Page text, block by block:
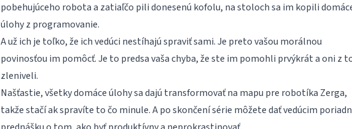
pobehujúceho robota a zatiaľčo pili donesenú kofolu, na stoloch sa im kopili
úlohy z programovanie.
A už ich je toľko, že ich vedúci nestíhajú spraviť sami. Je preto vašou morálnou
povinosťou im pomôcť. Je to predsa vaša chyba, že ste im pomohli prvýkrát a oni z
zleniveli.
Našťastie, všetky domáce úlohy sa dajú transformovať na mapu pre robotíka Zerga,
takže stačí ak spravíte to čo minule. A po skončení série môžete dať vedúcim